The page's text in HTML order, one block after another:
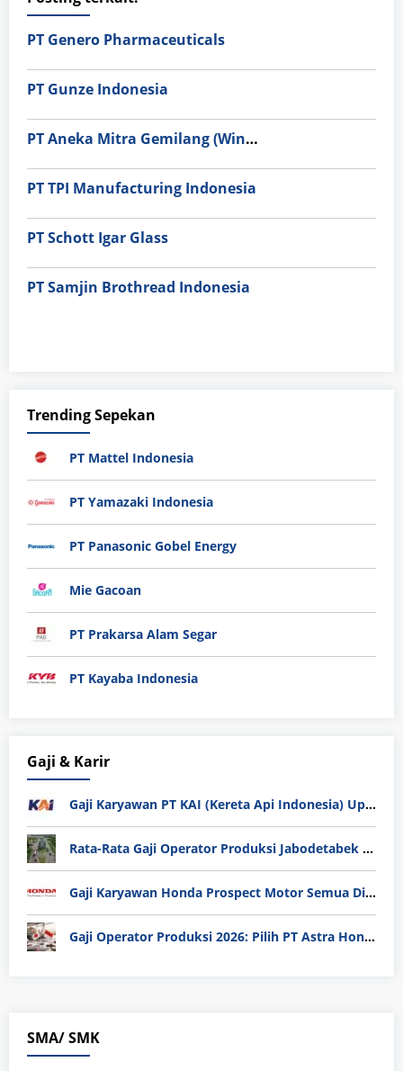
PT Genero Pharmaceuticals
PT Gunze Indonesia
PT Aneka Mitra Gemilang (Wings Group)
PT TPI Manufacturing Indonesia
PT Schott Igar Glass
PT Samjin Brothread Indonesia
Trending Sepekan
PT Mattel Indonesia
PT Yamazaki Indonesia
PT Panasonic Gobel Energy
Mie Gacoan
PT Prakarsa Alam Segar
PT Kayaba Indonesia
Gaji & Karir
Gaji Karyawan PT KAI (Kereta Api Indonesia) Update 2025
Rata-Rata Gaji Operator Produksi Jabodetabek 2025: Bedah Tuntas UMK, Lemburan, dan Realita Hidup Buruh
Gaji Karyawan Honda Prospect Motor Semua Divisi
Gaji Operator Produksi 2026: Pilih PT Astra Honda Motor (AHM) atau Manufaktur di Jepang?
SMA/ SMK